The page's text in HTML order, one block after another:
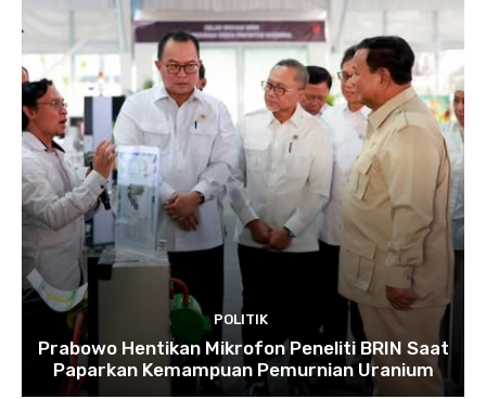
POLITIK
Prabowo Hentikan Mikrofon Peneliti BRIN Saat
Paparkan Kemampuan Pemurnian Uranium